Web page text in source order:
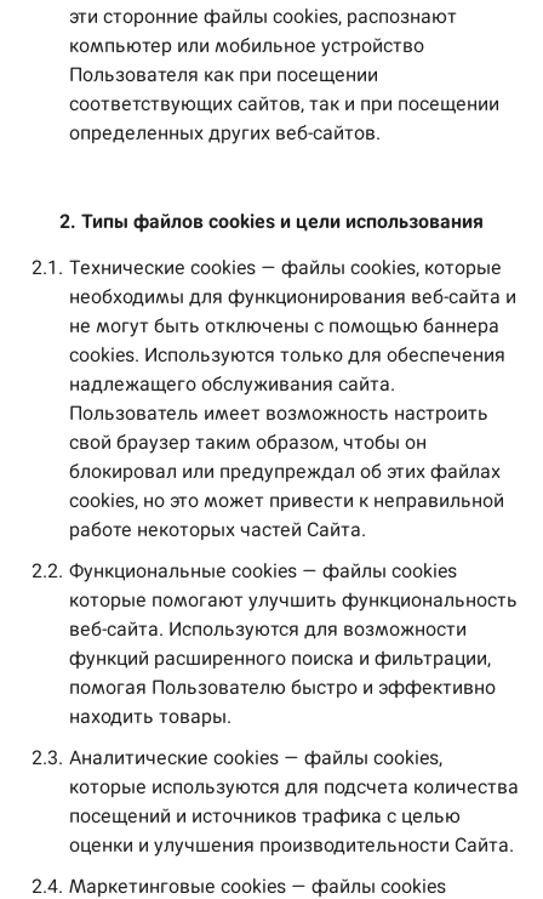
эти сторонние файлы cookies, распознают
компьютер или мобильное устройство
Пользователя как при посещении
соответствующих сайтов, так и при посещении
определенных других веб-сайтов.
2. Типы файлов cookies и цели использования
2.1. Технические cookies — файлы cookies, которые
необходимы для функционирования веб-сайта и
не могут быть отключены с помощью баннера
cookies. Используются только для обеспечения
надлежащего обслуживания сайта.
Пользователь имеет возможность настроить
свой браузер таким образом, чтобы он
блокировал или предупреждал об этих файлах
cookies, но это может привести к неправильной
работе некоторых частей Сайта.
2.2. Функциональные cookies — файлы cookies
которые помогают улучшить функциональность
веб-сайта. Используются для возможности
функций расширенного поиска и фильтрации,
помогая Пользователю быстро и эффективно
находить товары.
2.3. Аналитические cookies — файлы cookies,
которые используются для подсчета количества
посещений и источников трафика с целью
оценки и улучшения производительности Сайта.
2.4. Маркетинговые cookies — файлы cookies